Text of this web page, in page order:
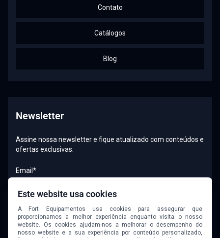
Este website usa cookies
A Fort Equipamentos usa cookies para assegurar que
proporcionamos a melhor experiência enquanto visita o nosso
website. Os cookies ajudam-nos a melhorar o desempenho do
nosso website e a sua experiência por conteúdo personalizado,
Contato
Catálogos
Blog
Newsletter
Assine nossa newsletter e fique atualizado com conteúdos e
ofertas exclusivas.
Email*
Quero receber newsletter